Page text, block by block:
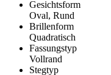
Gesichtsform
Oval, Rund
Brillenform
Quadratisch
Fassungstyp
Vollrand
Stegtyp